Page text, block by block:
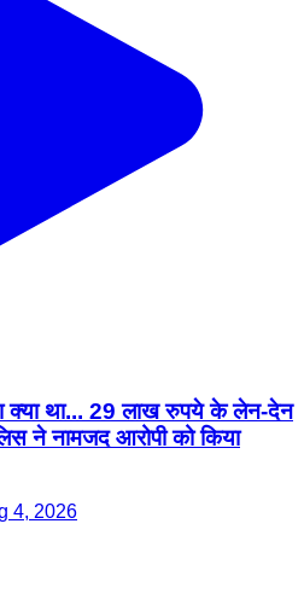
क्या था... 29 लाख रुपये के लेन-देन
ने नामजद आरोपी को किया
4, 2026